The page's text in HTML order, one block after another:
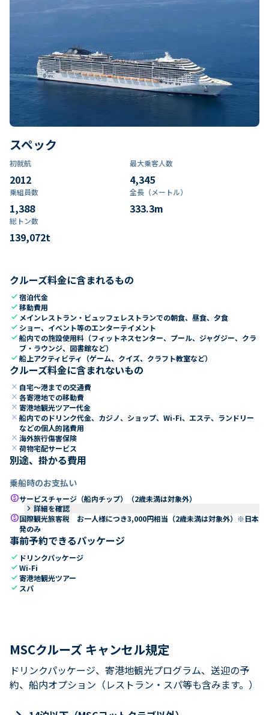
スペック
初就航
2012
最大乗客人数
4,345
乗組員数​
1,388
全長（メートル）
333.3m
総トン数​
139,072t
クルーズ料金に含まれるもの
check宿泊代金
check移動費用
check メインレストラン・ビュッフェレストランでの朝食、昼食、夕食
check ショー、イベント等のエンターテイメント
check船内での施設使用料（フィットネスセンター、プール、ジャグジー、クラ
ブ・ラウンジ、図書館など）
check船上アクティビティ（ゲーム、クイズ、クラフト教室など）
クルーズ料金に含まれないもの
close 自宅～港までの交通費
close 各寄港地での移動費
close 寄港地観光ツアー代金
close 船内でのドリンク代金、カジノ、ショップ、Wi-Fi、エステ、ランドリー
などの個人的諸費用
close 海外旅行傷害保険
close 荷物宅配サービス
別途、掛かる費用
乗船時のお支払い
paidサービスチャージ（船内チップ）（2歳未満は対象外）
keyboard_arrow_right 詳細を確認
paid国際観光旅客税 お一人様につき3,000円相当（2歳未満は対象外）※日本
発のみ
事前予約できるパッケージ
check ドリンクパッケージ
checkWi-Fi
check寄港地観光ツアー
check スパ
MSCクルーズ キャンセル規定
ドリンクパッケージ、寄港地観光プログラム、送迎の予
約、船内オプション（レストラン・スパ等も含みます。）